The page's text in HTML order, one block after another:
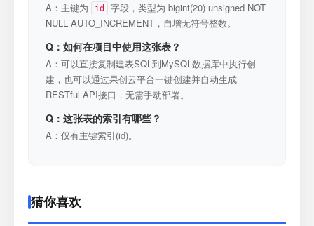
A：主键为 id
字段，类型为 bigint(20) unsigned NOT
NULL AUTO_INCREMENT，自增无符号整数。
Q：如何在项目中使用这张表？
A：可以直接复制建表SQL到MySQL数据库中执行创
建，也可以通过果创云平台一键创建并自动生成
RESTful API接口，无需手动部署。
Q：这张表的索引有哪些？
A：仅有主键索引(id)。
猜你喜欢